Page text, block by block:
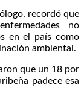
recordó que
no
en el país como
ambiental.
que un 18 por
padece esa